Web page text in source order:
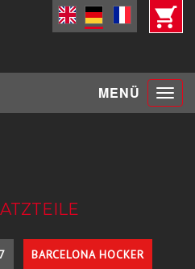
MENÜ Toggle
BARCELONA HOCKER